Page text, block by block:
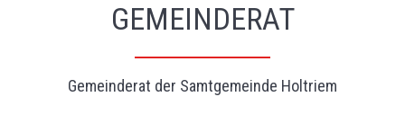
GEMEINDERAT
Gemeinderat der Samtgemeinde Holtriem